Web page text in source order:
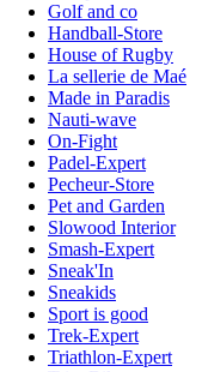
Golf and co
Handball-Store
House of Rugby
La sellerie de Maé
Made in Paradis
Nauti-wave
On-Fight
Padel-Expert
Pecheur-Store
Pet and Garden
Slowood Interior
Smash-Expert
Sneak'In
Sneakids
Sport is good
Trek-Expert
Triathlon-Expert